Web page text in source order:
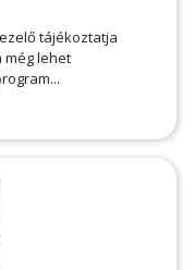
tájékoztatja
még lehet